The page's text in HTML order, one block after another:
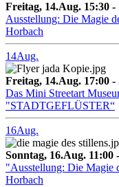
Freitag, 14.Aug. 15:30
Ausstellung: Die Magie
Horbach
14Aug.
Freitag, 14.Aug. 17:00
Das Mini Streetart
"STADTGEFLÜSTER“
16Aug.
Sonntag, 16.Aug. 11:00
"Ausstellung: Die Magie
Horbach